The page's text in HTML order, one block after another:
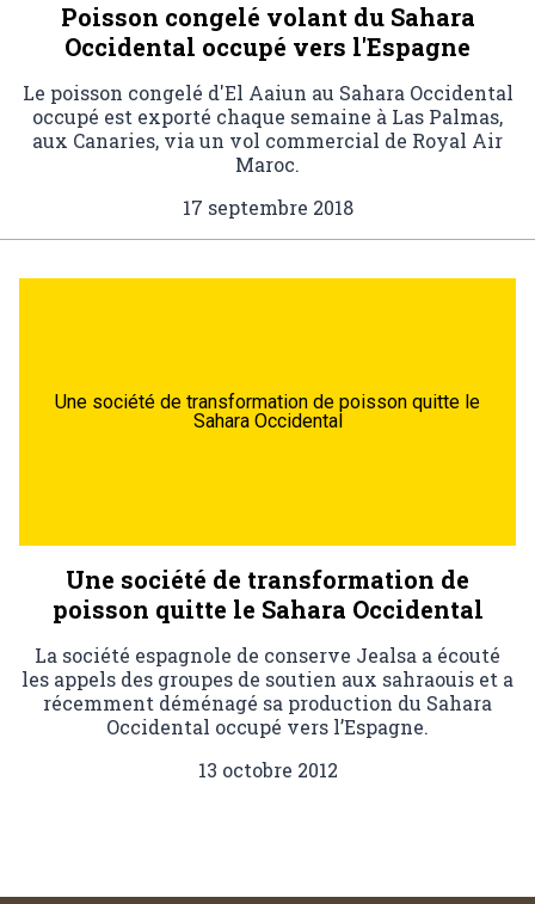
Poisson congelé volant du Sahara
Occidental occupé vers l'Espagne
Le poisson congelé d'El Aaiun au Sahara Occidental
occupé est exporté chaque semaine à Las Palmas,
aux Canaries, via un vol commercial de Royal Air
Maroc.
17 septembre 2018
Une société de transformation de poisson quitte le
Sahara Occidental
Une société de transformation de
poisson quitte le Sahara Occidental
La société espagnole de conserve Jealsa a écouté
les appels des groupes de soutien aux sahraouis et a
récemment déménagé sa production du Sahara
Occidental occupé vers l’Espagne.
13 octobre 2012